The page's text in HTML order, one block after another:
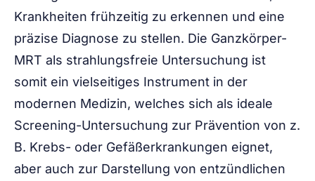
Krankheiten frühzeitig zu erkennen und eine
präzise Diagnose zu stellen. Die Ganzkörper-
MRT als strahlungsfreie Untersuchung ist
somit ein vielseitiges Instrument in der
modernen Medizin, welches sich als ideale
Screening-Untersuchung zur Prävention von z.
B. Krebs- oder Gefäßerkrankungen eignet,
aber auch zur Darstellung von entzündlichen